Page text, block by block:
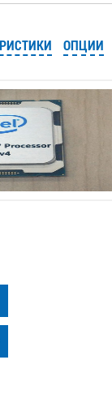
ОПЦИИ